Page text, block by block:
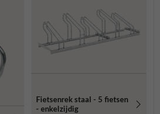
Fietsenrek staal - 5 fietsen
- enkelzijdig